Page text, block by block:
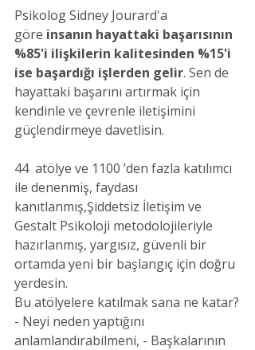
Psikolog Sidney Jourard'a
göre insanın hayattaki başarısının
%85'i ilişkilerin kalitesinden %15'i
ise başardığı işlerden gelir. Sen de
hayattaki başarını artırmak için
kendinle ve çevrenle iletişimini
güçlendirmeye davetlisin.
44  atölye ve 1100 ’den fazla katılımcı
ile denenmiş, faydası
kanıtlanmış,Şiddetsiz İletişim ve
Gestalt Psikoloji metodolojileriyle
hazırlanmış, yargısız, güvenli bir
ortamda yeni bir başlangıç için doğru
yerdesin.
Bu atölyelere katılmak sana ne katar?
- Neyi neden yaptığını
anlamlandırabilmeni, - Başkalarının